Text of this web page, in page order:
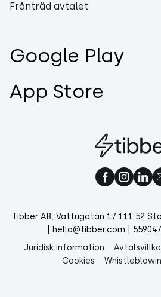
Frånträd avtalet
Google Play
App Store
Tibber AB, Vattugatan 17 111 52
| hello@tibber.com |
Juridisk information
Cookies